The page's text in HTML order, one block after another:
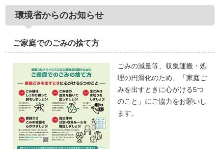
環境省からのお知らせ
ご家庭でのごみの捨て方
ごみの減量等、収集運搬・処
理の円滑化のため、「家庭ご
みを出すときに心がける5つ
のこと」にご協力をお願いし
ます。